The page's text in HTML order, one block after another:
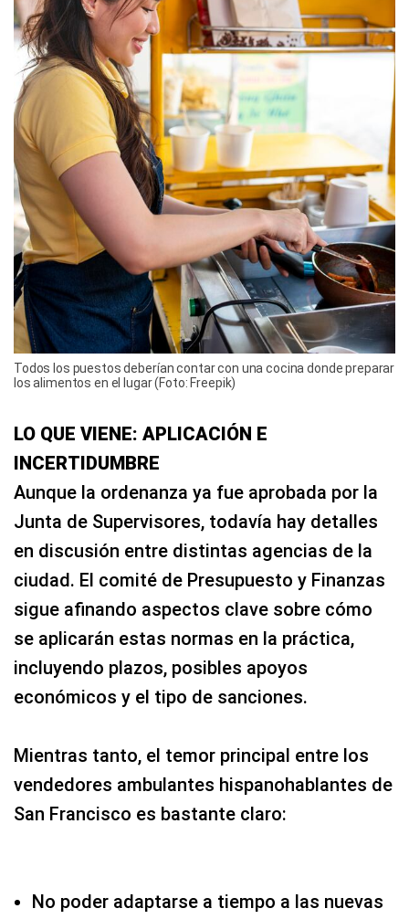
Todos los puestos deberían contar con una cocina donde preparar
los alimentos en el lugar (Foto: Freepik)
LO QUE VIENE: APLICACIÓN E
INCERTIDUMBRE
Aunque la ordenanza ya fue aprobada por la
Junta de Supervisores, todavía hay detalles
en discusión entre distintas agencias de la
ciudad. El comité de Presupuesto y Finanzas
sigue afinando aspectos clave sobre cómo
se aplicarán estas normas en la práctica,
incluyendo plazos, posibles apoyos
económicos y el tipo de sanciones.
Mientras tanto, el temor principal entre los
vendedores ambulantes hispanohablantes de
San Francisco es bastante claro:
No poder adaptarse a tiempo a las nuevas